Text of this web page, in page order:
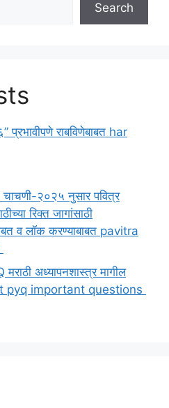
Search
प्रभावीपणे राबविणेबाबत har
चाचणी-२०२५ नुसार पवित्र
रिक्त जागांसाठी
व लॉक करण्याबाबत pavitra
अध्यापनशास्त्र मागील
pyq important questions